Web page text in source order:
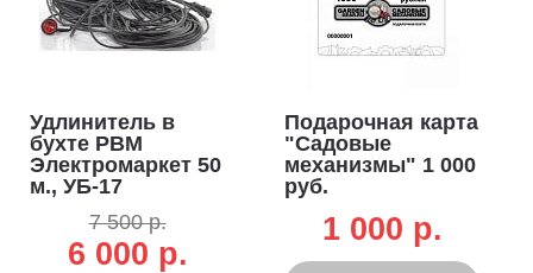
Удлинитель в
бухте РВМ
Электромаркет 50
м., УБ-17
(КГ, 3x1.5, 3.5 кВт)
7 500 р.
6 000 р.
Подарочная карта
"Садовые
механизмы" 1 000
руб.
1 000 p.